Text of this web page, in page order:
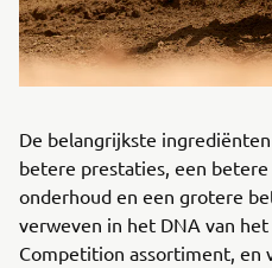
De belangrijkste
betere prestaties, een
onderhoud en een grotere
verweven in het DNA van
Competition assortiment, en